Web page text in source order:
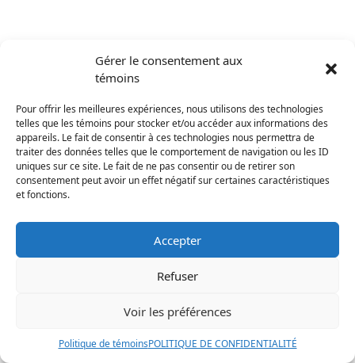
Gérer le consentement aux
témoins
Pour offrir les meilleures expériences, nous utilisons des technologies
telles que les témoins pour stocker et/ou accéder aux informations des
appareils. Le fait de consentir à ces technologies nous permettra de
traiter des données telles que le comportement de navigation ou les ID
uniques sur ce site. Le fait de ne pas consentir ou de retirer son
consentement peut avoir un effet négatif sur certaines caractéristiques
et fonctions.
Accepter
Refuser
Voir les préférences
Politique de témoinsPOLITIQUE DE CONFIDENTIALITÉ